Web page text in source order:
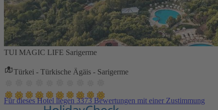
TUI MAGIC LIFE Sarigerme
Türkei - Türkische Ägäis - Sarigerme
Für dieses Hotel liegen 3373 Bewertungen mit einer Zustimmung